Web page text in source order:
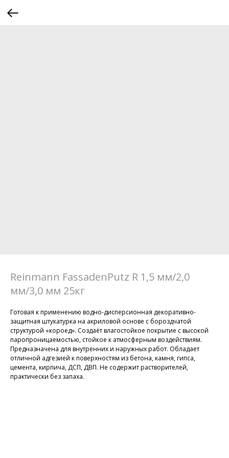
Reinmann FassadenPutz R 1,5 мм/2,0
мм/3,0 мм 25кг
Готовая к применению водно-дисперсионная декоративно-
защитная штукатурка на акриловой основе с бороздчатой
структурой «короед». Создаёт влагостойкое покрытие с высокой
паропроницаемостью, стойкое к атмосферным воздействиям.
Предназначена для внутренних и наружных работ. Обладает
отличной адгезией к поверхностям из бетона, камня, гипса,
цемента, кирпича, ДСП, ДВП. Не содержит растворителей,
практически без запаха.